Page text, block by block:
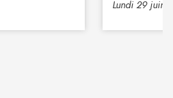
Lundi 29 juin